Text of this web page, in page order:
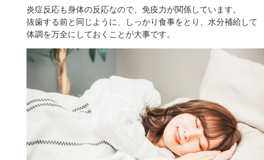
炎症反応も身体の反応なので、免疫力が関係しています。
抜歯する前と同じように、しっかり食事をとり、水分補給して
体調を万全にしておくことが大事です。